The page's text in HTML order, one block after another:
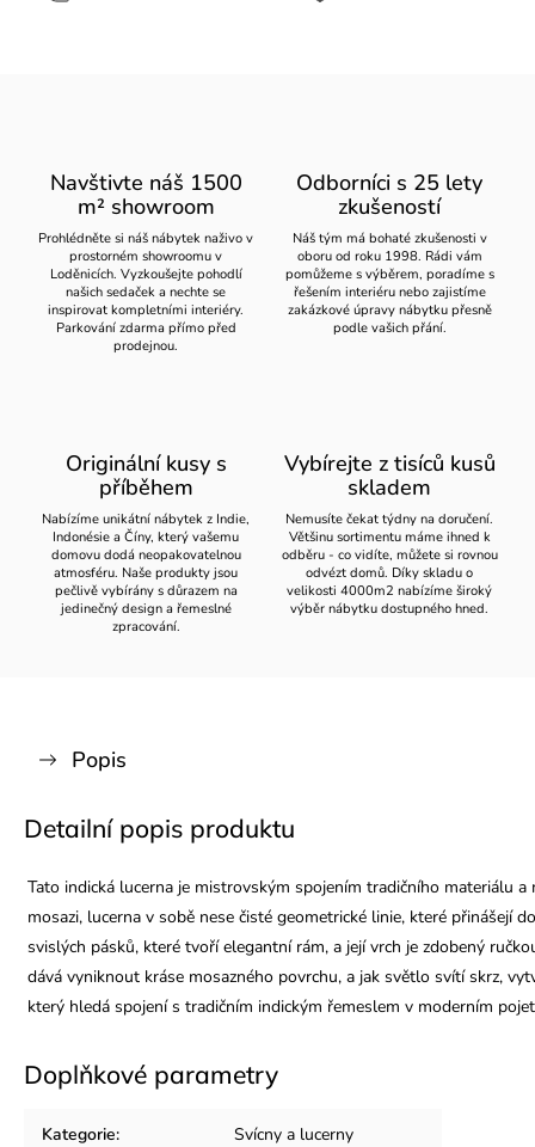
Navštivte náš 1500
m² showroom
Prohlédněte si náš nábytek naživo v
prostorném showroomu v
Loděnicích. Vyzkoušejte pohodlí
našich sedaček a nechte se
inspirovat kompletními interiéry.
Parkování zdarma přímo před
prodejnou.
Odborníci s 25 lety
zkušeností
Náš tým má bohaté zkušenosti v
oboru od roku 1998. Rádi vám
pomůžeme s výběrem, poradíme s
řešením interiéru nebo zajistíme
zakázkové úpravy nábytku přesně
podle vašich přání.
Originální kusy s
příběhem
Nabízíme unikátní nábytek z Indie,
Indonésie a Číny, který vašemu
domovu dodá neopakovatelnou
atmosféru. Naše produkty jsou
pečlivě vybírány s důrazem na
jedinečný design a řemeslné
zpracování.
Vybírejte z tisíců kusů
skladem
Nemusíte čekat týdny na doručení.
Většinu sortimentu máme ihned k
odběru - co vidíte, můžete si rovnou
odvézt domů. Díky skladu o
velikosti 4000m2 nabízíme široký
výběr nábytku dostupného hned.
Popis
Detailní popis produktu
Tato indická lucerna je mistrovským spojením tradičního materiálu
mosazi, lucerna v sobě nese čisté geometrické linie, které přinášejí
svislých pásků, které tvoří elegantní rám, a její vrch je zdobený
dává vyniknout kráse mosazného povrchu, a jak světlo svítí skrz,
který hledá spojení s tradičním indickým řemeslem v moderním
Doplňkové parametry
Kategorie: Svícny a lucerny